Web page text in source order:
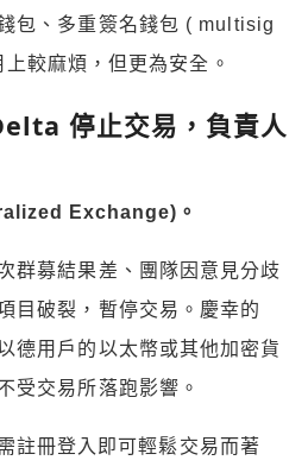
包、多重簽名錢包 ( multisig
較麻煩，但更為安全。
停止交易，負責人
Exchange) 。
群募結果差、團隊因意見分歧
目破裂，暫停交易。慶幸的
德用戶的以太幣或其他加密貨
受交易所落跑影響。
註冊登入即可輕鬆交易而著